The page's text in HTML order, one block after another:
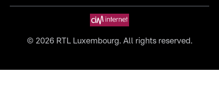
© 2026RTL Luxembourg. All rights reserved.